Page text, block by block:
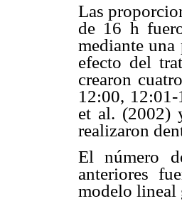
Las
de 16 h
mediante
efecto del
crearon
12:00,
et al. (2002)
realizaron
El número
anteriores
modelo lineal